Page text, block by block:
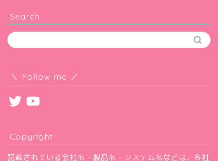
Search
＼ Follow me ／
TwitterYouTube
Copyright
記載されている会社名・製品名・システム名などは、各社